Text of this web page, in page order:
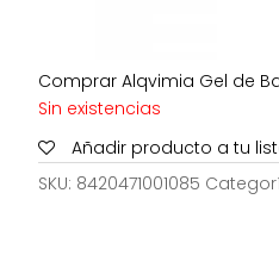
Comprar Alqvimia Gel de
Sin existencias
Añadir producto a tu
SKU: 8420471001085